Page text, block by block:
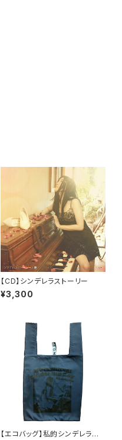
【CD】シンデレラストーリー
¥3,300
【エコバッグ】私的シンデレラデ